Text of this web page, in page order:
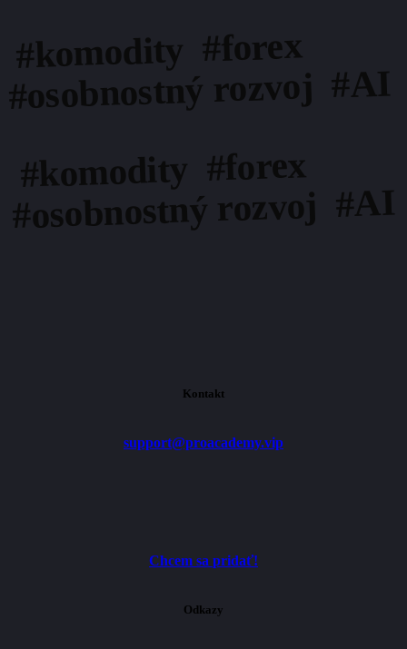
#komodity #forex
#osobnostný rozvoj #AI
#komodity #forex
#osobnostný rozvoj #AI
Kontakt
support@proacademy.vip
Chcem sa pridať!
Odkazy